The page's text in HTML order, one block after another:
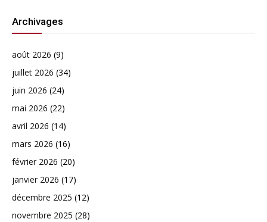
Archivages
août 2026 (9)
juillet 2026 (34)
juin 2026 (24)
mai 2026 (22)
avril 2026 (14)
mars 2026 (16)
février 2026 (20)
janvier 2026 (17)
décembre 2025 (12)
novembre 2025 (28)